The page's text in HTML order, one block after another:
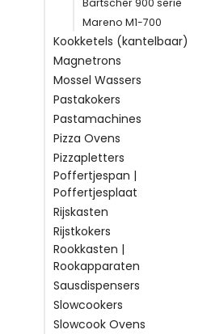
Bartscher 900 serie
Mareno M1-700
Kookketels (kantelbaar)
Magnetrons
Mossel Wassers
Pastakokers
Pastamachines
Pizza Ovens
Pizzapletters
Poffertjespan |
Poffertjesplaat
Rijskasten
Rijstkokers
Rookkasten |
Rookapparaten
Sausdispensers
Slowcookers
Slowcook Ovens